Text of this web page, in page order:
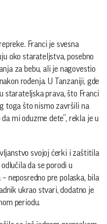
Franci je svesna
oko starateljstva, posebno
za bebu, ali je nagovestio
rođenja. U Tanzaniji, gde
starateljska prava, što Franci
toga što nismo završili na
mi oduzme dete“, rekla je u
svojoj ćerki i zaštitila
da se porodi u
neposredno pre polaska, bila
ukrao stvari, dodatno je
periodu.